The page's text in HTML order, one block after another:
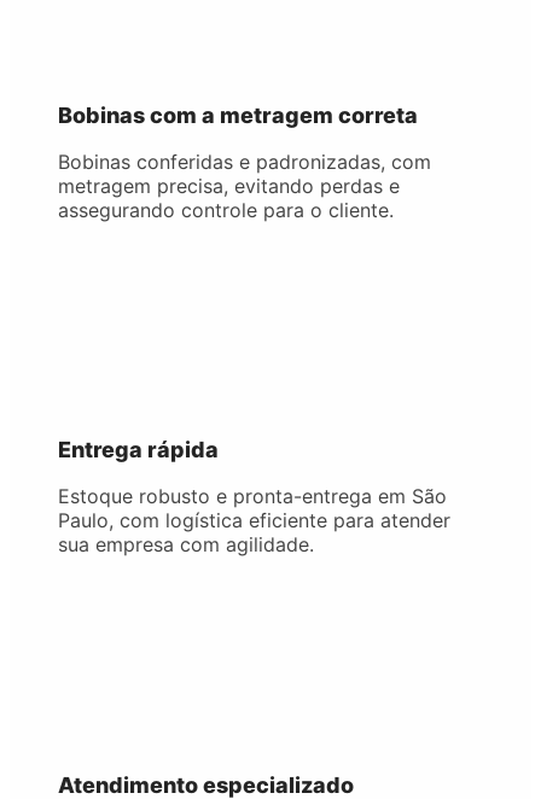
Bobinas com a metragem correta
Bobinas conferidas e padronizadas, com
metragem precisa, evitando perdas e
assegurando controle para o cliente.
Entrega rápida
Estoque robusto e pronta-entrega em São
Paulo, com logística eficiente para atender
sua empresa com agilidade.
Atendimento especializado